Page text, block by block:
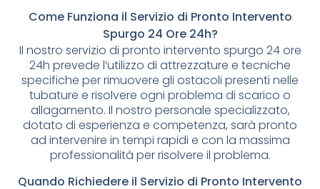
Come Funziona il Servizio di Pronto Intervento
Spurgo 24 Ore 24h?
Il nostro servizio di pronto intervento spurgo 24 ore
24h prevede l’utilizzo di attrezzature e tecniche
specifiche per rimuovere gli ostacoli presenti nelle
tubature e risolvere ogni problema di scarico o
allagamento. Il nostro personale specializzato,
dotato di esperienza e competenza, sarà pronto
ad intervenire in tempi rapidi e con la massima
professionalità per risolvere il problema.
Quando Richiedere il Servizio di Pronto Intervento